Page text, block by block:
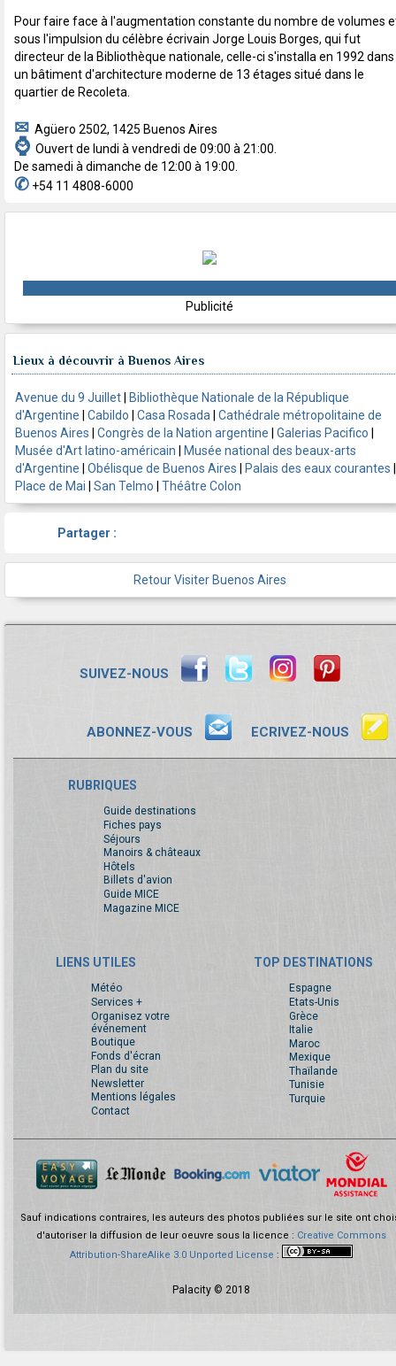
Pour faire face à l'augmentation constante du nombre de volumes
sous l'impulsion du célèbre écrivain Jorge Louis Borges, qui fut
directeur de la Bibliothèque nationale, celle-ci s'installa en 1992 dans
un bâtiment d'architecture moderne de 13 étages situé dans le
quartier de Recoleta.
✉ Agüero 2502, 1425 Buenos Aires
⌚ Ouvert de lundi à vendredi de 09:00 à 21:00.
De samedi à dimanche de 12:00 à 19:00.
✆ +54 11 4808-6000
Publicité
Lieux à découvrir à Buenos Aires
Avenue du 9 Juillet
Bibliothèque Nationale de la République
d'Argentine
Cabildo Casa Rosada
Cathédrale métropolitaine de
Buenos Aires
Congrès de la Nation argentine Galerias Pacifico
Musée d'Art latino-américain
Musée national des beaux-arts
d'Argentine
Obélisque de Buenos Aires Palais des eaux courantes
Place de Mai
San Telmo Théâtre Colon
Partager :
Retour Visiter Buenos Aires
SUIVEZ-NOUS
ABONNEZ-VOUS ECRIVEZ-NOUS
RUBRIQUES
Guide destinations
Fiches pays
Séjours
Manoirs & châteaux
Hôtels
Billets d'avion
Guide MICE
Magazine MICE
LIENS UTILES
Météo
Services +
Organisez votre
événement
Boutique
Fonds d'écran
Plan du site
Newsletter
Mentions légales
Contact
TOP DESTINATIONS
Espagne
Etats-Unis
Grèce
Italie
Maroc
Mexique
Thaïlande
Tunisie
Turquie
Sauf indications contraires, les auteurs des photos publiées sur le site ont
d'autoriser la diffusion de leur oeuvre sous la licence : Creative Commons
Attribution-ShareAlike 3.0 Unported License :
Palacity © 2018